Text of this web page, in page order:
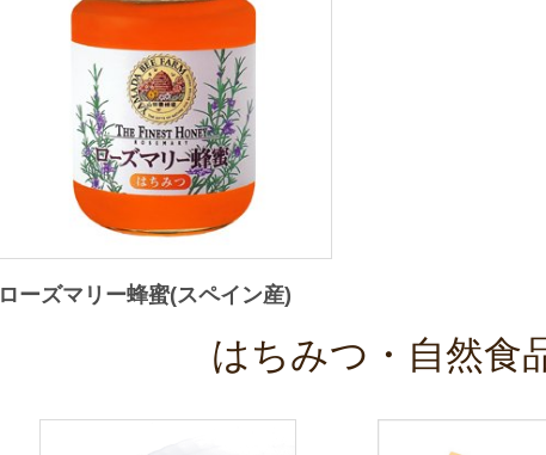
ローズマリー蜂蜜(スペイン産)
はちみつ・自然食